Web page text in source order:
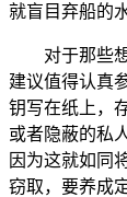
就盲目弃船的
对于那些
建议值得认真
钥写在纸上，
或者隐蔽的私
因为这就如同
窃取，要养成